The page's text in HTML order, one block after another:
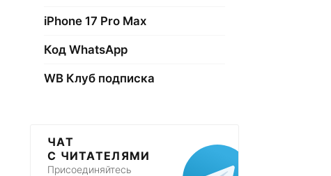
iPhone 17 Pro Max
Код WhatsApp
WB Клуб подписка
ЧАТ
С ЧИТАТЕЛЯМИ
Присоединяйтесь